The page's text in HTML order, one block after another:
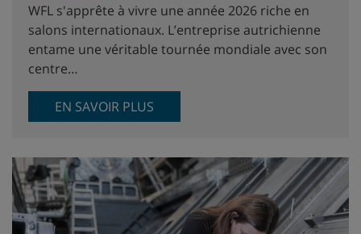
WFL s'apprête à vivre une année 2026 riche en
salons internationaux. L’entreprise autrichienne
entame une véritable tournée mondiale avec son
centre…
EN SAVOIR PLUS